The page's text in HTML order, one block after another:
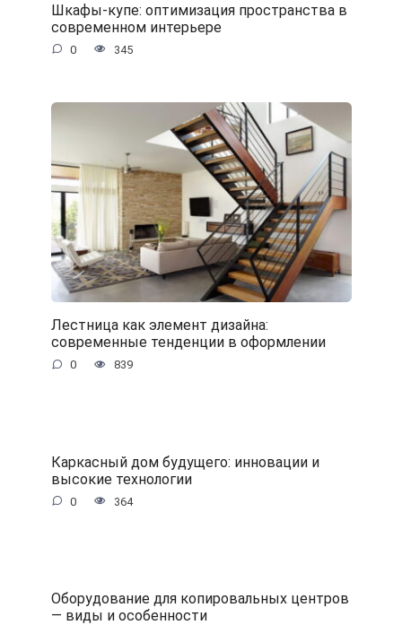
Шкафы-купе: оптимизация пространства в
современном интерьере
0 345
Лестница как элемент дизайна:
современные тенденции в оформлении
0 839
Каркасный дом будущего: инновации и
высокие технологии
0 364
Оборудование для копировальных центров
— виды и особенности